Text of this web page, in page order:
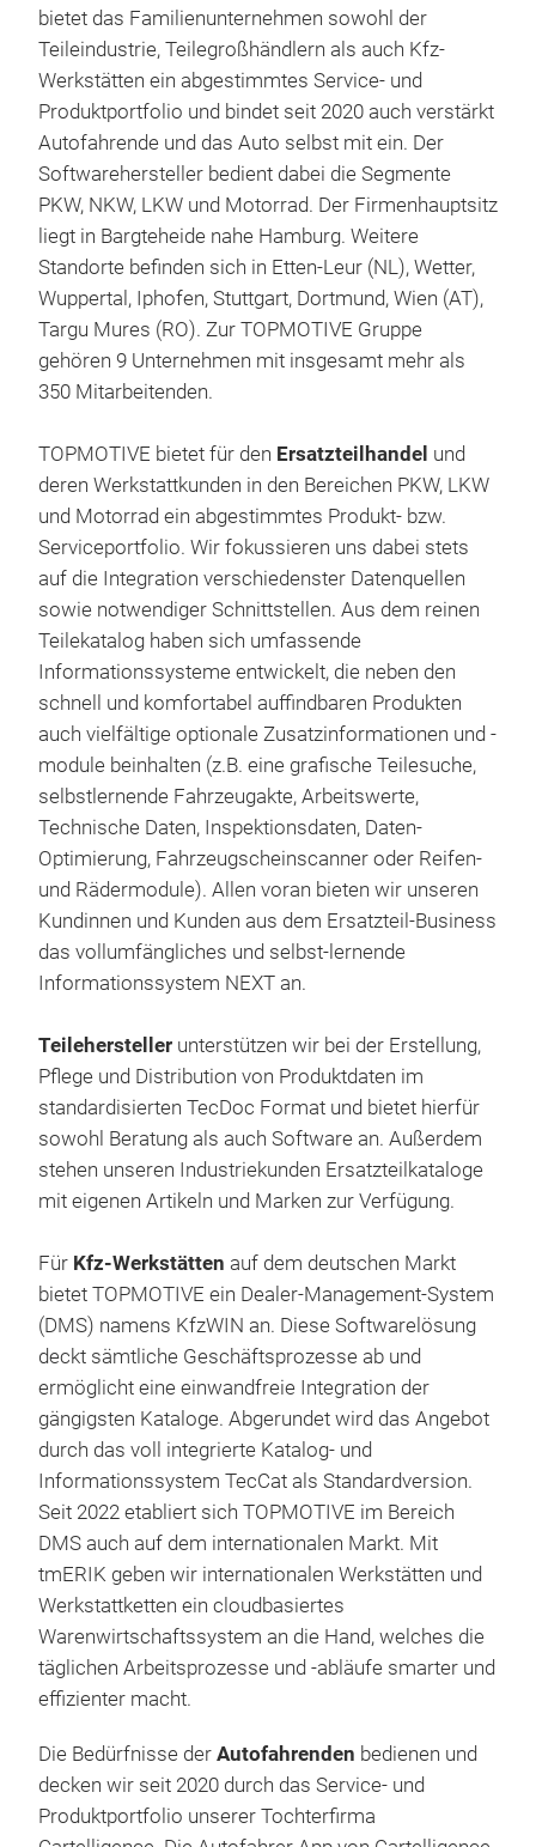
bietet das Familienunternehmen sowohl der
Teileindustrie, Teilegroßhändlern als auch Kfz-
Werkstätten ein abgestimmtes Service- und
Produktportfolio und bindet seit 2020 auch verstärkt
Autofahrende und das Auto selbst mit ein. Der
Softwarehersteller bedient dabei die Segmente
PKW, NKW, LKW und Motorrad. Der Firmenhauptsitz
liegt in Bargteheide nahe Hamburg. Weitere
Standorte befinden sich in Etten-Leur (NL), Wetter,
Wuppertal, Iphofen, Stuttgart, Dortmund, Wien (AT),
Targu Mures (RO). Zur TOPMOTIVE Gruppe
gehören 9 Unternehmen mit insgesamt mehr als
350 Mitarbeitenden.
TOPMOTIVE bietet für den Ersatzteilhandel und
deren Werkstattkunden in den Bereichen PKW, LKW
und Motorrad ein abgestimmtes Produkt- bzw.
Serviceportfolio. Wir fokussieren uns dabei stets
auf die Integration verschiedenster Datenquellen
sowie notwendiger Schnittstellen. Aus dem reinen
Teilekatalog haben sich umfassende
Informationssysteme entwickelt, die neben den
schnell und komfortabel auffindbaren Produkten
auch vielfältige optionale Zusatzinformationen und -
module beinhalten (z.B. eine grafische Teilesuche,
selbstlernende Fahrzeugakte, Arbeitswerte,
Technische Daten, Inspektionsdaten, Daten-
Optimierung, Fahrzeugscheinscanner oder Reifen-
und Rädermodule). Allen voran bieten wir unseren
Kundinnen und Kunden aus dem Ersatzteil-Business
das vollumfängliches und selbst-lernende
Informationssystem NEXT an.
Teilehersteller unterstützen wir bei der Erstellung,
Pflege und Distribution von Produktdaten im
standardisierten TecDoc Format und bietet hierfür
sowohl Beratung als auch Software an. Außerdem
stehen unseren Industriekunden Ersatzteilkataloge
mit eigenen Artikeln und Marken zur Verfügung.
Für Kfz-Werkstätten auf dem deutschen Markt
bietet TOPMOTIVE ein Dealer-Management-System
(DMS) namens KfzWIN an. Diese Softwarelösung
deckt sämtliche Geschäftsprozesse ab und
ermöglicht eine einwandfreie Integration der
gängigsten Kataloge. Abgerundet wird das Angebot
durch das voll integrierte Katalog- und
Informationssystem TecCat als Standardversion.
Seit 2022 etabliert sich TOPMOTIVE im Bereich
DMS auch auf dem internationalen Markt. Mit
tmERIK geben wir internationalen Werkstätten und
Werkstattketten ein cloudbasiertes
Warenwirtschaftssystem an die Hand, welches die
täglichen Arbeitsprozesse und -abläufe smarter und
effizienter macht.
Die Bedürfnisse der Autofahrenden bedienen und
decken wir seit 2020 durch das Service- und
Produktportfolio unserer Tochterfirma